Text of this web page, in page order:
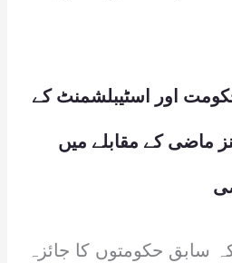
اور اسٹیبلشمنٹ کے
ماضی کے مقابلے میں
کہ سابق حکومتوں کا جائزہ